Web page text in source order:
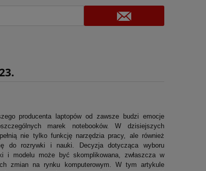
producenta laptopów od zawsze budzi emocje
marek notebooków. W dzisiejszych
nie tylko funkcję narzędzia pracy, ale również
do rozrywki i nauki. Decyzja dotycząca wyboru
i modelu może być skomplikowana, zwłaszcza w
zmian na rynku komputerowym. W tym artykule